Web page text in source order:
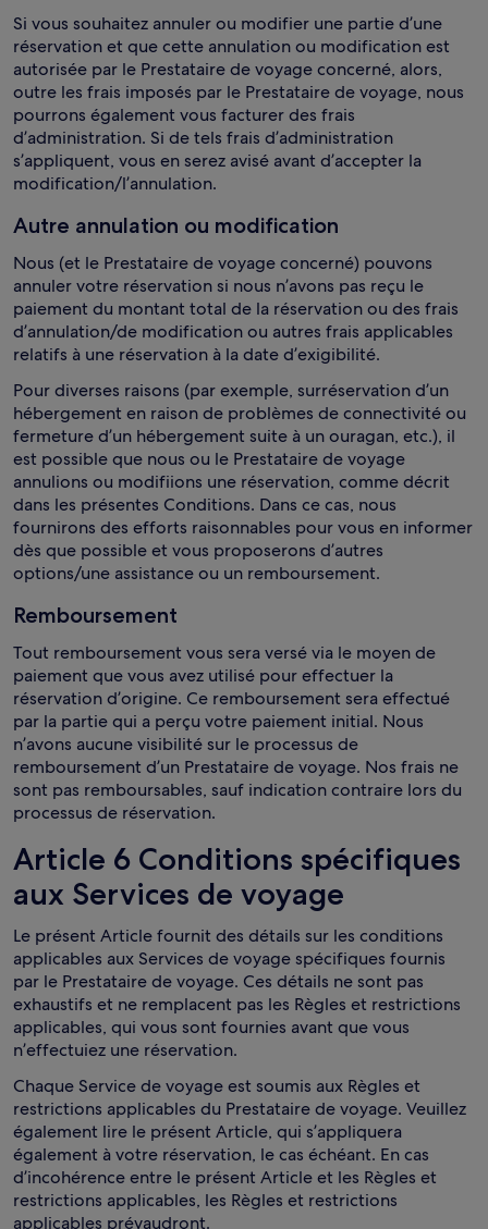
Si vous souhaitez annuler ou modifier une partie d’une
réservation et que cette annulation ou modification est
autorisée par le Prestataire de voyage concerné, alors,
outre les frais imposés par le Prestataire de voyage, nous
pourrons également vous facturer des frais
d’administration. Si de tels frais d’administration
s’appliquent, vous en serez avisé avant d’accepter la
modification/l’annulation.
Autre annulation ou modification
Nous (et le Prestataire de voyage concerné) pouvons
annuler votre réservation si nous n’avons pas reçu le
paiement du montant total de la réservation ou des frais
d’annulation/de modification ou autres frais applicables
relatifs à une réservation à la date d’exigibilité.
Pour diverses raisons (par exemple, surréservation d’un
hébergement en raison de problèmes de connectivité ou
fermeture d’un hébergement suite à un ouragan, etc.), il
est possible que nous ou le Prestataire de voyage
annulions ou modifiions une réservation, comme décrit
dans les présentes Conditions. Dans ce cas, nous
fournirons des efforts raisonnables pour vous en informer
dès que possible et vous proposerons d’autres
options/une assistance ou un remboursement.
Remboursement
Tout remboursement vous sera versé via le moyen de
paiement que vous avez utilisé pour effectuer la
réservation d’origine. Ce remboursement sera effectué
par la partie qui a perçu votre paiement initial. Nous
n’avons aucune visibilité sur le processus de
remboursement d’un Prestataire de voyage. Nos frais ne
sont pas remboursables, sauf indication contraire lors du
processus de réservation.
Article 6 Conditions spécifiques
aux Services de voyage
Le présent Article fournit des détails sur les conditions
applicables aux Services de voyage spécifiques fournis
par le Prestataire de voyage. Ces détails ne sont pas
exhaustifs et ne remplacent pas les Règles et restrictions
applicables, qui vous sont fournies avant que vous
n’effectuiez une réservation.
Chaque Service de voyage est soumis aux Règles et
restrictions applicables du Prestataire de voyage. Veuillez
également lire le présent Article, qui s’appliquera
également à votre réservation, le cas échéant. En cas
d’incohérence entre le présent Article et les Règles et
restrictions applicables, les Règles et restrictions
applicables prévaudront.